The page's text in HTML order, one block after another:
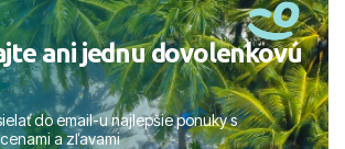
ani jednu dovolenkovú
do email-u najlepšie ponuky s
a zľavami